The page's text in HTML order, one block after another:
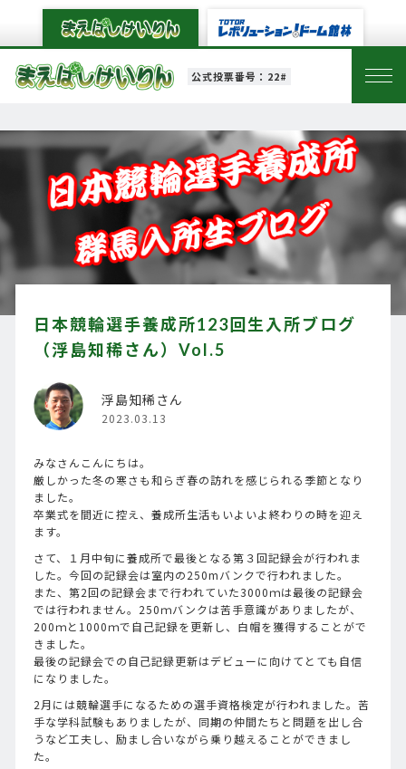
公式投票番号：22#
日本競輪選手養成所123回生入所ブログ
（浮島知稀さん）Vol.5
浮島知稀さん
2023.03.13
みなさんこんにちは。
厳しかった冬の寒さも和らぎ春の訪れを感じられる季節となり
ました。
卒業式を間近に控え、養成所生活もいよいよ終わりの時を迎え
ます。
さて、１月中旬に養成所で最後となる第３回記録会が行われま
した。今回の記録会は室内の250mバンクで行われました。
また、第2回の記録会まで行われていた3000ｍは最後の記録会
では行われません。250ｍバンクは苦手意識がありましたが、
200ｍと1000ｍで自己記録を更新し、白帽を獲得することがで
きました。
最後の記録会での自己記録更新はデビューに向けてとても自信
になりました。
2月には競輪選手になるための選手資格検定が行われました。苦
手な学科試験もありましたが、同期の仲間たちと問題を出し合
うなど工夫し、励まし合いながら乗り越えることができまし
た。